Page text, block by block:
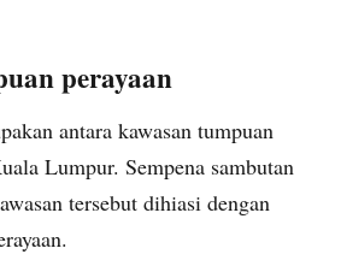
perayaan
antara kawasan tumpuan
Lumpur. Sempena sambutan
tersebut dihiasi dengan